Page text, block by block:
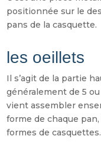
positionnée sur le
pans de la casquette.
les oeillets
Il s’agit de la partie
généralement de 5
vient assembler
forme de chaque
formes de casquettes.